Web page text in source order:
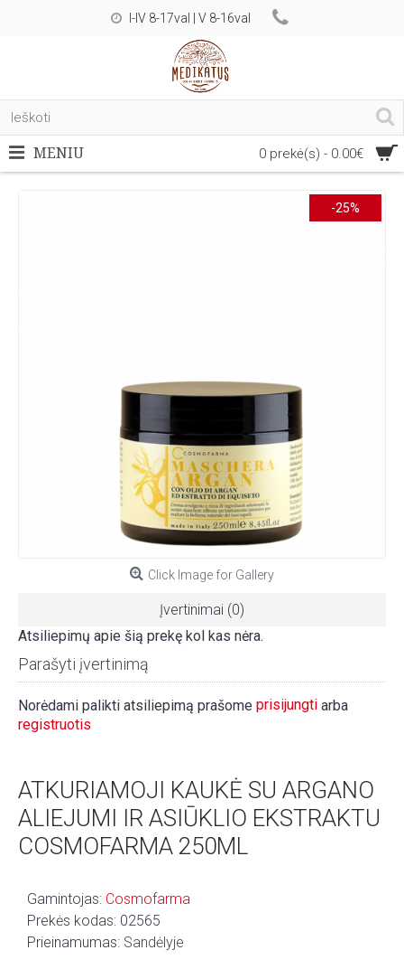
I-IV 8-17val | V 8-16val
0 prekė(s) - 0.00€
MENIU
-25%
Click Image for Gallery
Įvertinimai (0)
Atsiliepimų apie šią prekę kol kas nėra.
Parašyti įvertinimą
Norėdami palikti atsiliepimą prašome prisijungti arba
registruotis
ATKURIAMOJI KAUKĖ SU ARGANO
ALIEJUMI IR ASIŪKLIO EKSTRAKTU
COSMOFARMA 250ML
Gamintojas: Cosmofarma
Prekės kodas: 02565
Prieinamumas: Sandėlyje